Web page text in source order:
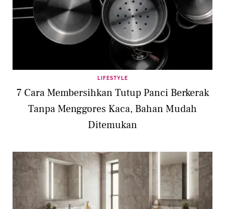
LIFESTYLE
7 Cara Membersihkan Tutup Panci Berkerak
Tanpa Menggores Kaca, Bahan Mudah
Ditemukan